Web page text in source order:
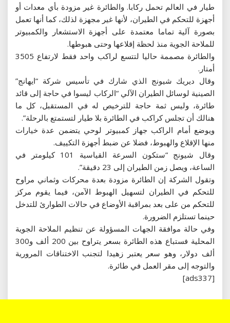
طيار في العالم تحمل ركابا. والطائرة غير مزودة بأي معدات أو
أجهزة للتحكم في الطيران، لأنها غير مجهزة لذلك، كما أنها تعمل
بصورة آلية تماما معتمدة على أجهزة الاستشعار والكمبيوتر
للملاحة الجوية منذ لحظة إقلاعها وحتى هبوطها.
والطائرة مصممة حاليا لتتسع لراكب واحد فقط لارتفاع 3505
أمتار.
وقال ديريك شيونج الذي شارك في تأسيس شركة “ايهانج”
الصينية لوسائل الطيران الآلي “الركاب ليسوا في حاجة إلى قائد
طائرة، وليس ثمة حاجة للترخيص له في المستقبل، كل ما
هنالك أن تجلس كراكب في الطائرة بلا طيار لتستمتع بالرحلة”.
ويوضع أمام الراكب جهاز كمبيوتر لوحي يتضمن عدة خيارات
منها الإقلاع والهبوط، فضلا عن ضبط أجهزة التكييف.
وقال شيونج “ستكون السرعة القياسية 101 كيلومتر في
الساعة، ويصل زمن الطيران إلى 23 دقيقة”.
وتقول الشركة إن الطائرة مزودة بعدة محركات وثماني مراوح
للتحكم في الطيران لتسهيل الهبوط الآمن، فيما يقوم مركز
للتحكم من على بعد بمراقبة الأوضاع في حالات الطوارئ للتدخل
حينما تستلزم الضرورة.
وفي حالة موافقة الجهات المسؤولة عن تنظيم الملاحة الجوية
المحلية فستباع هذه الطائرة بسعر يتراوح بين 200 ألف و300
ألف دولار، وهو سعر يعتبر زهيدا لتجنب الاختناقات المرورية
والتوجه إلى مقر العمل في طائرة.
[ads337]